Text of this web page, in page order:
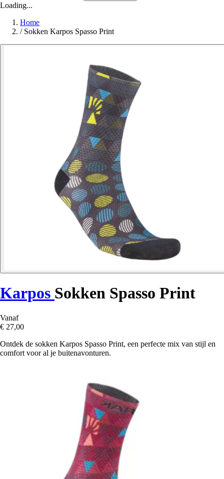
Loading...
Home
/ Sokken Karpos Spasso Print
Karpos Sokken Spasso Print
Vanaf
€ 27,00
Ontdek de sokken Karpos Spasso Print, een perfecte mix van stijl en
comfort voor al je buitenavonturen.